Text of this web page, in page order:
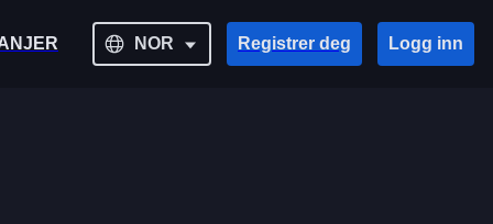
NOR Registrer deg Logg inn